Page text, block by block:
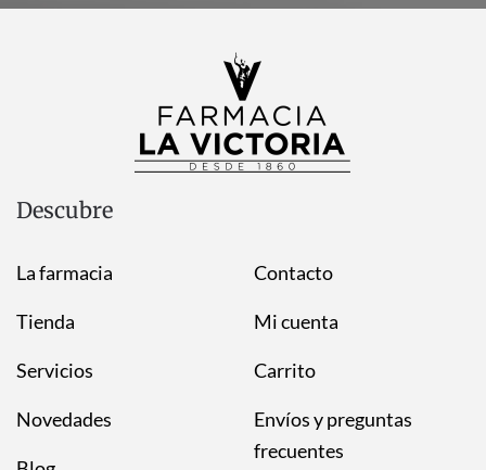
Descubre
La farmacia
Tienda
Servicios
Novedades
Contacto
Mi cuenta
Carrito
Envíos y preguntas
frecuentes